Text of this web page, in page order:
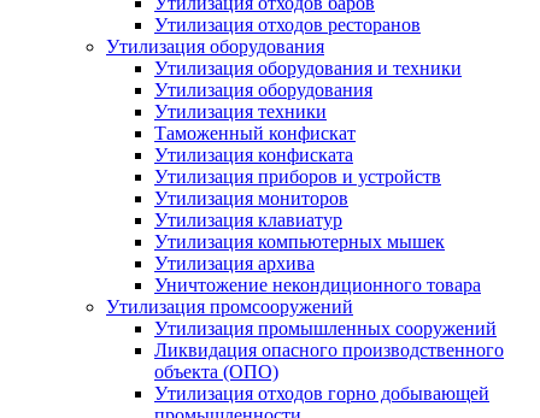
Утилизация отходов ресторанов
Утилизация оборудования
Утилизация оборудования и техники
Утилизация оборудования
Утилизация техники
Таможенный конфискат
Утилизация конфиската
Утилизация приборов и устройств
Утилизация мониторов
Утилизация клавиатур
Утилизация компьютерных мышек
Утилизация архива
Уничтожение некондиционного товара
Утилизация промсооружений
Утилизация промышленных сооружений
Ликвидация опасного производственного
объекта (ОПО)
Утилизация отходов горно добывающей